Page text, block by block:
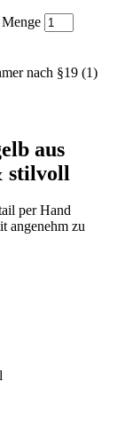
nach §19 (1)
aus
stilvoll
per Hand
angenehm zu